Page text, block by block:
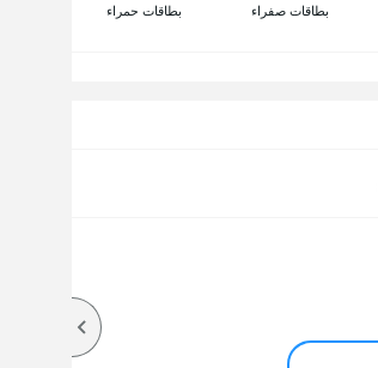
بطاقات صفراء بطاقات حمراء